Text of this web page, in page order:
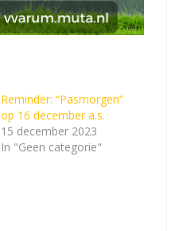
Reminder: “Pasmorgen”
op 16 december a.s.
15 december 2023
In "Geen categorie"